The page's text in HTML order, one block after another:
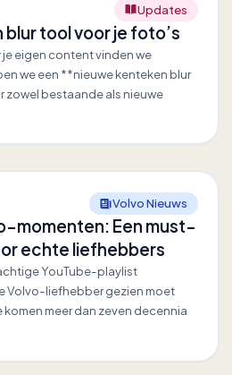
Updates
tool voor je foto’s
eigen content vinden we
we een **nieuwe kenteken blur
bestaande als nieuwe
Volvo Nieuws
momenten: Een must-
echte liefhebbers
YouTube-playlist
Volvo-liefhebber gezien moet
meer dan zeven decennia